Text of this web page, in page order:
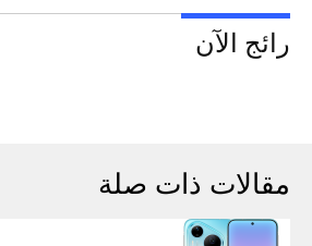
رائج الآن
مقالات ذات صلة